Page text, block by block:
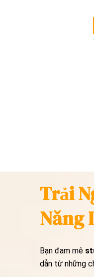
Trải
Năng
Bạn đam mê
dẫn từ những